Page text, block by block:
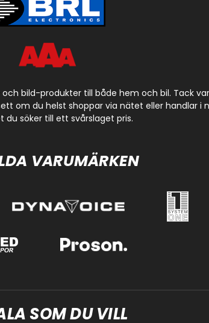
bild-produkter till både hem och bil. Tack
om du helst shoppar via nätet eller handlar i
du söker till ett svårslaget pris.
VARUMÄRKEN
SOM DU VILL